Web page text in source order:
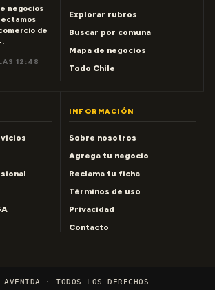
negocios
de
12:48
Explorar rubros
Buscar por comuna
Mapa de negocios
Todo Chile
INFORMACIÓN
Sobre nosotros
Agrega tu negocio
Reclama tu ficha
Términos de uso
Privacidad
Contacto
· TODOS LOS DERECHOS